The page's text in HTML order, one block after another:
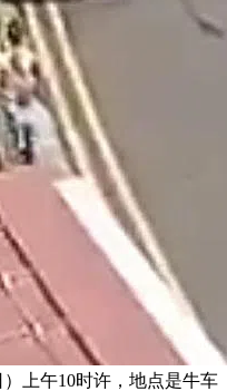
上午10时许，地点是牛车